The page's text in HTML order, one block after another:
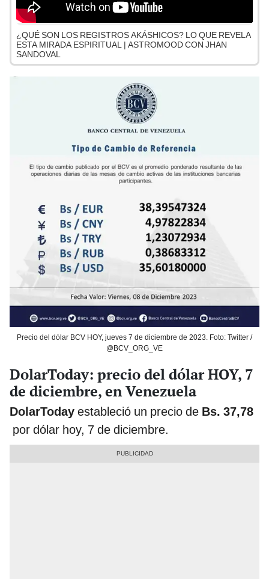
¿QUÉ SON LOS REGISTROS AKÁSHICOS? LO QUE REVELA
ESTA MIRADA ESPIRITUAL | ASTROMOOD CON JHAN
SANDOVAL
Precio del dólar BCV HOY, jueves 7 de diciembre de 2023. Foto: Twitter /
@BCV_ORG_VE
DolarToday: precio del dólar HOY, 7
de diciembre, en Venezuela
DolarToday estableció un precio de Bs. 37,78
por dólar hoy, 7 de diciembre.